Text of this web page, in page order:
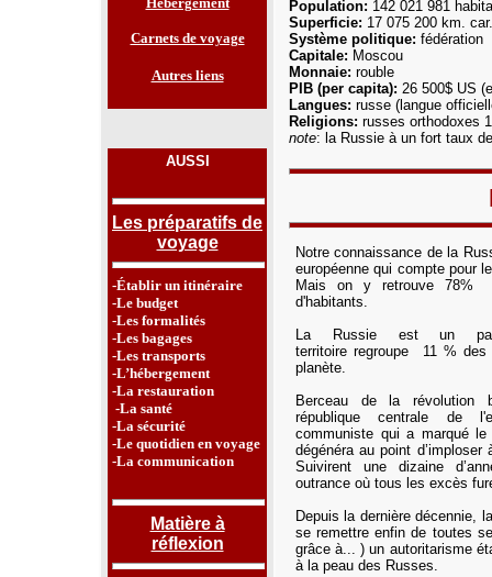
Carnets de voyage
Autres liens
AUSSI
Les préparatifs de
voyage
-Établir un itinéraire
-Le budget
-Les formalités
-Les bagages
-Les transports
-L’hébergement
-La restauration
-La santé
-La sécurité
-Le quotidien en voyage
-La communication
Matière à
réflexion
Population: 142 021 981
Superficie: 17 075 200 km. car.
Système politique: fédération
Capitale: Moscou
Monnaie: rouble
PIB (per capita): 26 500$ US
Langues: russe (langue
Religions: russes orthodoxes
note: la Russie à un fort taux
Notre connaissance de la
européenne qui compte pour
Mais on y retrouve 78%
d'habitants.
La Russie est un
territoireregroupe 11 % des
planète.
Berceau de la révolution
république centrale de
communiste qui a marqué
dégénéra au point
Suivirent une dizaine
outrance où tous les excès
Depuis la dernière décennie,
se remettre enfin de toutes
grâce à... ) un autoritarisme
à la peau des Russes.